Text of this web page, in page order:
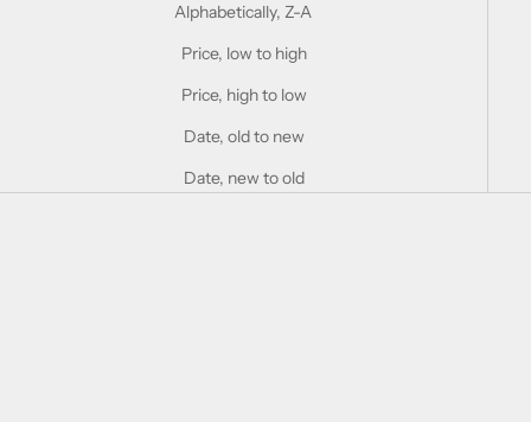
Alphabetically, Z-A
Price, low to high
Price, high to low
Date, old to new
Date, new to old